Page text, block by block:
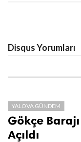
Disqus Yorumları
YALOVA GÜNDEM
Gökçe
Açıldı